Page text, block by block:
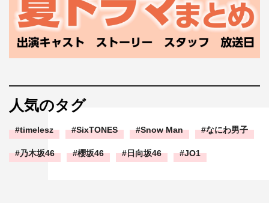
人気のタグ
timelesz SixTONES Snow Man なにわ男子
乃木坂46 櫻坂46 日向坂46 JO1